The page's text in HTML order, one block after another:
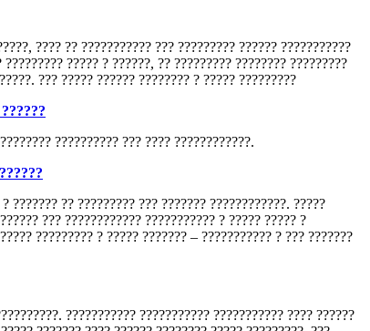
???? ?? ??????????? ??? ????????? ?????? ???????????
????? ? ??????, ?? ????????? ???????? ?????????
??? ????? ?????? ???????? ? ????? ?????????
?????????? ??? ???? ????????????.
??????? ?? ????????? ??? ??????? ????????????. ?????
??? ???????????? ??????????? ? ????? ????? ?
????????? ? ????? ??????? – ??????????? ? ??? ???????
??????????? ??????????? ??????????? ???? ??????